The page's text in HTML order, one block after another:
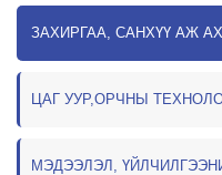
ЗАХИРГАА, САНХҮҮ АЖ
ЦАГ УУР,ОРЧНЫ
МЭДЭЭЛЭЛ,